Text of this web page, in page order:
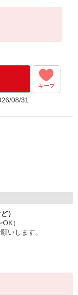
キープ
08/31
経営しているゼンシ
か？
）
）
いします。